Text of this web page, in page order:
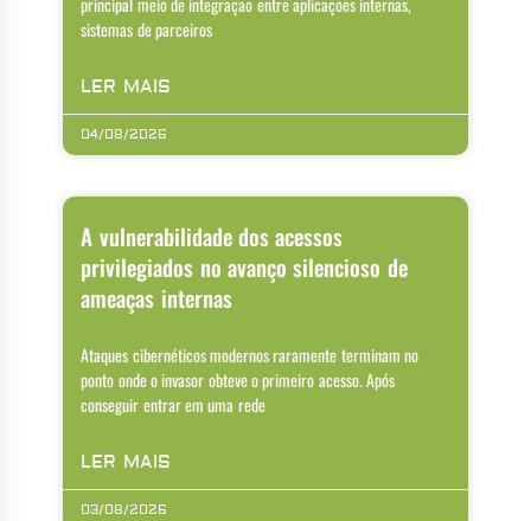
sistemas de parceiros
LER MAIS
04/08/2026
A vulnerabilidade dos acessos
privilegiados no avanço silencioso de
ameaças internas
Ataques cibernéticos modernos raramente terminam no
ponto onde o invasor obteve o primeiro acesso. Após
conseguir entrar em uma rede
LER MAIS
03/08/2026